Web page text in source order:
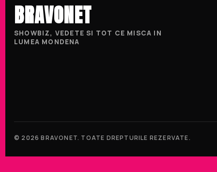
BRAVONET
SHOWBIZ, VEDETE SI TOT CE MISCA IN
LUMEA MONDENA
© 2026 BRAVONET. TOATE DREPTURILE REZERVATE.